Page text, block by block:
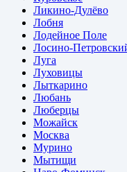
Ликино-Дулёво
Лобня
Лодейное Поле
Лосино-
Луга
Луховицы
Лыткарино
Любань
Люберцы
Можайск
Москва
Мурино
Мытищи